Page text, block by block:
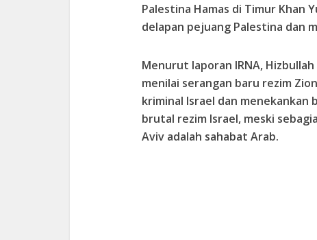
Palestina Hamas di Timur Khan
delapan pejuang Palestina dan
Menurut laporan IRNA,
menilai serangan baru rezim
kriminal Israel dan
brutal rezim Israel, meski
Aviv adalah sahabat Arab.